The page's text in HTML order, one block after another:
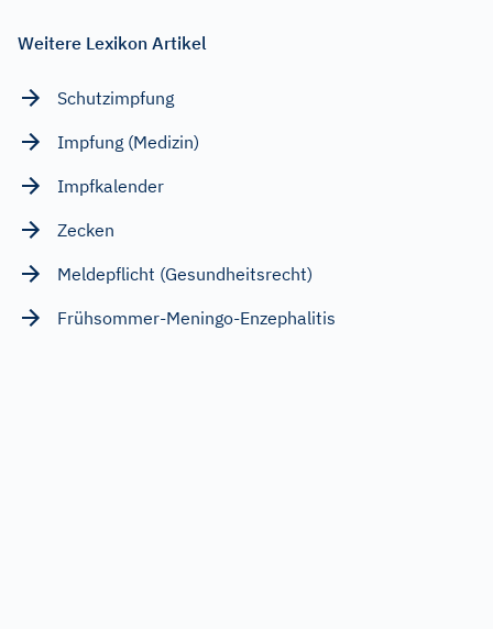
Weitere Lexikon Artikel
Schutzimpfung
Impfung (Medizin)
Impfkalender
Zecken
Meldepflicht (Gesundheitsrecht)
Frühsommer-Meningo-Enzephalitis